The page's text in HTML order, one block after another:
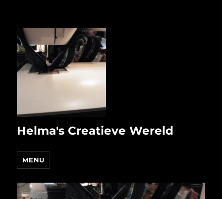
Helma's Creatieve Wereld
MENU